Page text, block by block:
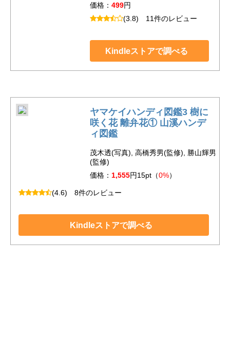
価格： 499円
(3.8) 11件のレビュー
Kindleストアで調べる
ヤマケイハンディ図鑑3 樹に
咲く花 離弁花① 山溪ハンデ
ィ図鑑
茂木透(写真), 高橋秀男(監修), 勝山輝男
(監修)
価格： 1,555円15pt（0%）
(4.6) 8件のレビュー
Kindleストアで調べる